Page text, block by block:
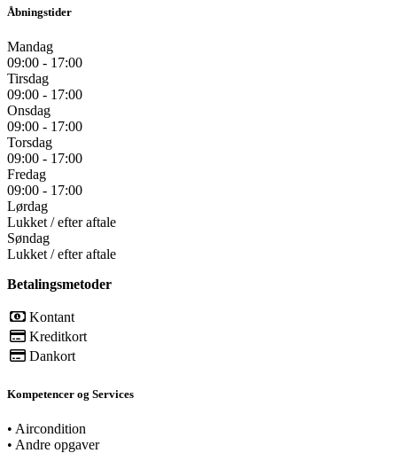
Åbningstider
Mandag
09:00 - 17:00
Tirsdag
09:00 - 17:00
Onsdag
09:00 - 17:00
Torsdag
09:00 - 17:00
Fredag
09:00 - 17:00
Lørdag
Lukket / efter aftale
Søndag
Lukket / efter aftale
Betalingsmetoder
Kontant
Kreditkort
Dankort
Kompetencer og Services
• Aircondition
• Andre opgaver